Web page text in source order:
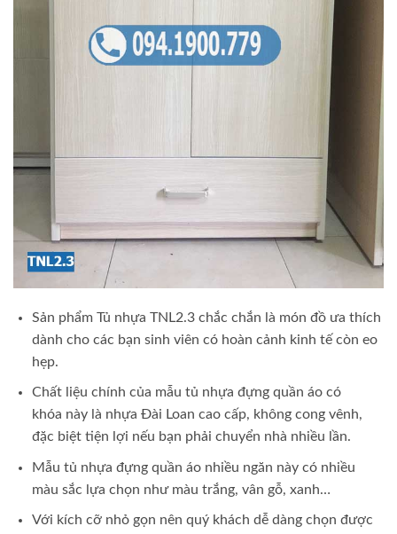
Sản phẩm Tủ nhựa TNL2.3 chắc chắn là món đồ ưa thích
dành cho các bạn sinh viên có hoàn cảnh kinh tế còn eo
hẹp.
Chất liệu chính của mẫu tủ nhựa đựng quần áo có
khóa này là nhựa Đài Loan cao cấp, không cong vênh,
đặc biệt tiện lợi nếu bạn phải chuyển nhà nhiều lần.
Mẫu tủ nhựa đựng quần áo nhiều ngăn này có nhiều
màu sắc lựa chọn như màu trắng, vân gỗ, xanh…
Với kích cỡ nhỏ gọn nên quý khách dễ dàng chọn được